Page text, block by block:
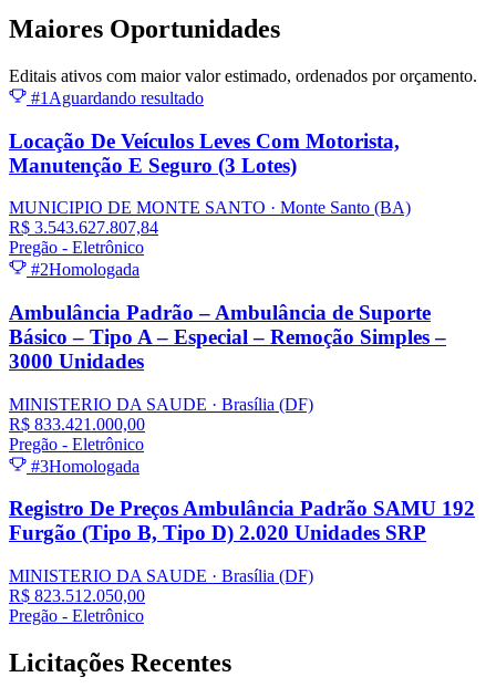
Maiores Oportunidades
Editais ativos com maior valor estimado, ordenados por orçamento.
#1 Aguardando resultado
Locação De Veículos Leves Com Motorista,
Manutenção E Seguro (3 Lotes)
MUNICIPIO DE MONTE SANTO · Monte Santo (BA)
R$ 3.543.627.807,84
Pregão - Eletrônico
#2Homologada
Ambulância Padrão – Ambulância de Suporte
Básico – Tipo A – Especial – Remoção Simples –
3000 Unidades
MINISTERIO DA SAUDE · Brasília (DF)
R$ 833.421.000,00
Pregão - Eletrônico
#3Homologada
Registro De Preços Ambulância Padrão SAMU 192
Furgão (Tipo B, Tipo D) 2.020 Unidades SRP
MINISTERIO DA SAUDE · Brasília (DF)
R$ 823.512.050,00
Pregão - Eletrônico
Licitações Recentes